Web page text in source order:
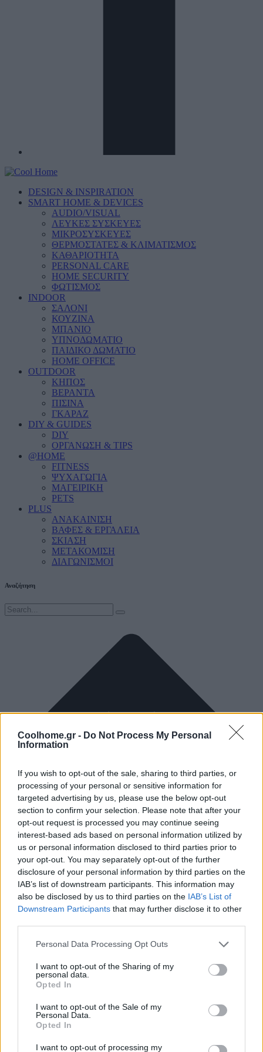
Coolhome.gr - Do Not Process My Personal
Information
If you wish to opt-out of the sale, sharing to third parties, or
processing of your personal or sensitive information for
targeted advertising by us, please use the below opt-out
section to confirm your selection. Please note that after your
opt-out request is processed you may continue seeing
interest-based ads based on personal information utilized by
us or personal information disclosed to third parties prior to
your opt-out. You may separately opt-out of the further
disclosure of your personal information by third parties on the
IAB’s list of downstream participants. This information may
also be disclosed by us to third parties on the IAB’s List of
Downstream Participants that may further disclose it to other
Personal Data Processing Opt Outs
I want to opt-out of the Sharing of my
personal data.
Opted In
I want to opt-out of the Sale of my
Personal Data.
Opted In
I want to opt-out of processing my
DESIGN & INSPIRATION
SMART HOME & DEVICES
AUDIO/VISUAL
ΛΕΥΚΕΣ ΣΥΣΚΕΥΕΣ
ΜΙΚΡΟΣΥΣΚΕΥΕΣ
ΘΕΡΜΟΣΤΑΤΕΣ & ΚΛΙΜΑΤΙΣΜΟΣ
ΚΑΘΑΡΙΟΤΗΤΑ
PERSONAL CARE
HOME SECURITY
ΦΩΤΙΣΜΟΣ
INDOOR
ΣΑΛΟΝΙ
ΚΟΥΖΙΝΑ
ΜΠΑΝΙΟ
ΥΠΝΟΔΩΜΑΤΙΟ
ΠΑΙΔΙΚΟ ΔΩΜΑΤΙΟ
HOME OFFICE
OUTDOOR
ΚΗΠΟΣ
ΒΕΡΑΝΤΑ
ΠΙΣΙΝΑ
ΓΚΑΡΑΖ
DIY & GUIDES
DIY
ΟΡΓΑΝΩΣΗ & TIPS
@HOME
FITNESS
ΨΥΧΑΓΩΓΙΑ
ΜΑΓΕΙΡΙΚΗ
PETS
PLUS
ΑΝΑΚΑΙΝΙΣΗ
ΒΑΦΕΣ & ΕΡΓΑΛΕΙΑ
ΣΚΙΑΣΗ
ΜΕΤΑΚΟΜΙΣΗ
ΔΙΑΓΩΝΙΣΜΟΙ
Αναζήτηση
Home·LG DUALCOOL
SMART HOME & DEVICES,ΘΕΡΜΟΣΤΑΤΕΣ &
ΚΛΙΜΑΤΙΣΜΟΣ,
Ανοιξιάτικη ανανέωση στο σπίτι με το LG DUALCOOL AI air
Καθώς η θερμοκρασία ανεβαίνει και η ανοιξιάτικη διάθεση φέρνει